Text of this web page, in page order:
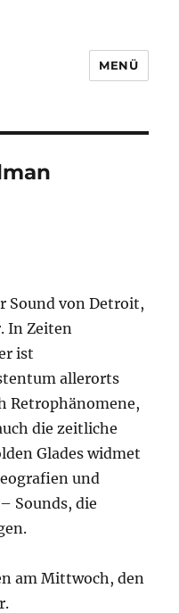
MENÜ
Sound von Detroit,
In Zeiten
ist
allerorts
Retrophänomene,
die zeitliche
Glades widmet
und
Sounds, die
am Mittwoch, den